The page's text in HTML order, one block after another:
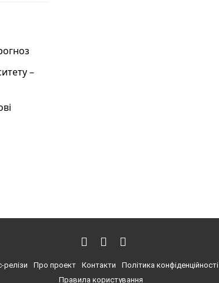
–
релізи Про проект Контакти
Політика конфіденційності
Правила користування